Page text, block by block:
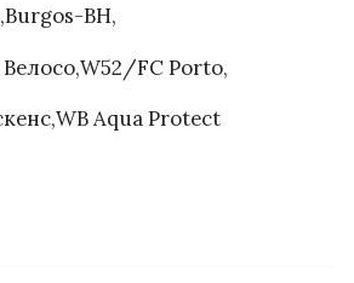
BH,
Велосо,W52/FC Porto,
Aqua Protect